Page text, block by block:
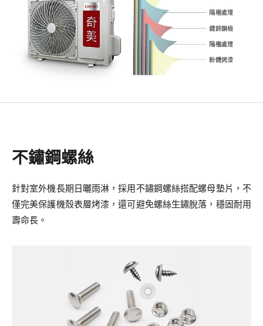
不鏽鋼螺絲
針對室外機長期日曬雨淋，採用不鏽鋼螺絲搭配螺母墊片，不
僅完美保護機殼表層烤漆，還可避免螺絲生鏽脫落，穩固耐用
壽命長。